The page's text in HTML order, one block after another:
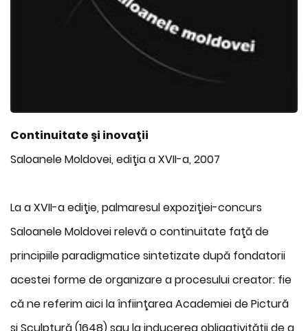
Continuitate şi inovaţii
Saloanele Moldovei, ediţia a XVII-a, 2007
La a XVII-a ediţie, palmaresul expoziţiei-concurs
Saloanele Moldovei relevă o continuitate faţă de
principiile paradigmatice sintetizate după fondatorii
acestei forme de organizare a procesului creator: fie
că ne referim aici la înfiinţarea Academiei de Pictură